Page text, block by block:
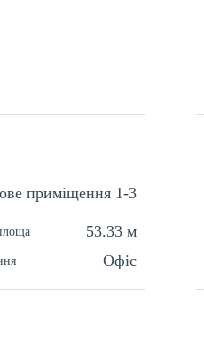
приміщення 1-3
53.33 м
Офіс